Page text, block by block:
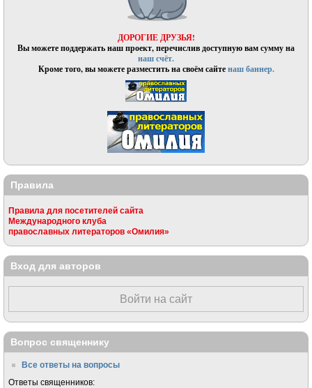
ДОРОГИЕ ДРУЗЬЯ!
Вы можете поддержать наш проект, перечислив доступную вам сумму на
наш счёт.
Кроме того, вы можете разместить на своём сайтенаш баннер.
Правила
Правила для посетителей сайта
Международного клуба
православных литераторов «Омилия»
Вход для авторов
Войти на сайт
Вопрос священнику
Все ответы на вопросы
Ответы священников: